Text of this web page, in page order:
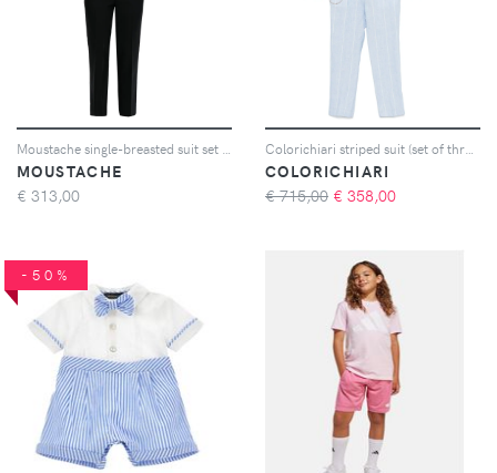
MOUSTACHE
€ 313,00
COLORICHIARI
€ 715,00 € 358,00
-50%